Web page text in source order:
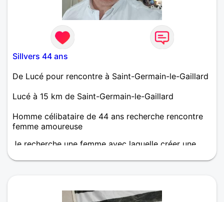
Sillvers 44 ans
De Lucé pour rencontre à Saint-Germain-le-Gaillard
Lucé à 15 km de Saint-Germain-le-Gaillard
Homme célibataire de 44 ans recherche rencontre
femme amoureuse
Je recherche une femme avec laquelle créer une